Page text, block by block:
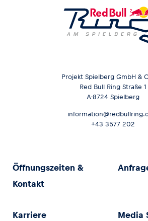
Projekt Spielberg GmbH &
Red Bull Ring Straße 1
A-8724 Spielberg
+43 3577 202
Öffnungszeiten &
Kontakt
Karriere Media